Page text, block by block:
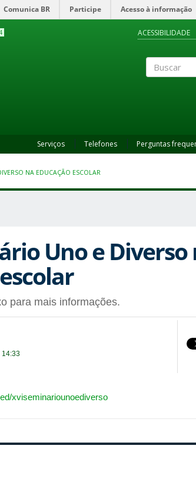
Comunica BR Participe Acesso à informação
ACESSIBILIDADE
Serviços Telefones Perguntas
NA EDUCAÇÃO ESCOLAR
Uno e Diverso
para mais informações.
14:33
xviseminariounoediverso